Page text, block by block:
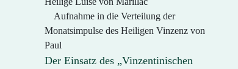
Aufnahme in die Verteilung der
Monatsimpulse des Heiligen Vinzenz von
Paul
Der Einsatz des „Vinzentinischen